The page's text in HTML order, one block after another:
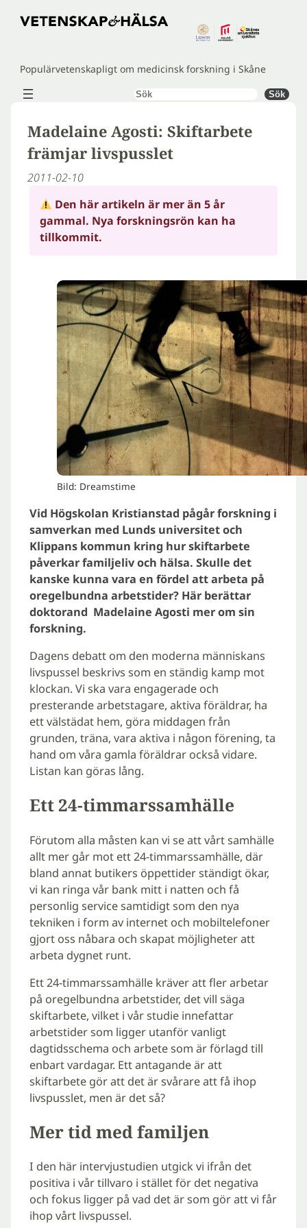
Hoppa
Populärvetenskapligt om medicinsk forskning i Skåne
Sök Sök
Madelaine Agosti: Skiftarbete
främjar livspusslet
2011-02-10
Den här artikeln är mer än 5 år
gammal. Nya forskningsrön kan ha
tillkommit.
Bild: Dreamstime
Vid Högskolan Kristianstad pågår forskning i
samverkan med Lunds universitet och
Klippans kommun kring hur skiftarbete
påverkar familjeliv och hälsa. Skulle det
kanske kunna vara en fördel att arbeta på
oregelbundna arbetstider? Här berättar
doktorand Madelaine Agosti mer om sin
forskning.
Dagens debatt om den moderna människans
livspussel beskrivs som en ständig kamp mot
klockan. Vi ska vara engagerade och
presterande arbetstagare, aktiva föräldrar, ha
ett välstädat hem, göra middagen från
grunden, träna, vara aktiva i någon förening, ta
hand om våra gamla föräldrar också vidare.
Listan kan göras lång.
Ett 24-timmarssamhälle
Förutom alla måsten kan vi se att vårt samhälle
allt mer går mot ett 24-timmarssamhälle, där
bland annat butikers öppettider ständigt ökar,
vi kan ringa vår bank mitt i natten och få
personlig service samtidigt som den nya
tekniken i form av internet och mobiltelefoner
gjort oss nåbara och skapat möjligheter att
arbeta dygnet runt.
Ett 24-timmarssamhälle kräver att fler arbetar
på oregelbundna arbetstider, det vill säga
skiftarbete, vilket i vår studie innefattar
arbetstider som ligger utanför vanligt
dagtidsschema och arbete som är förlagd till
enbart vardagar. Ett antagande är att
skiftarbete gör att det är svårare att få ihop
livspusslet, men är det så?
Mer tid med familjen
I den här intervjustudien utgick vi ifrån det
positiva i vår tillvaro i stället för det negativa
och fokus ligger på vad det är som gör att vi får
ihop vårt livspussel.